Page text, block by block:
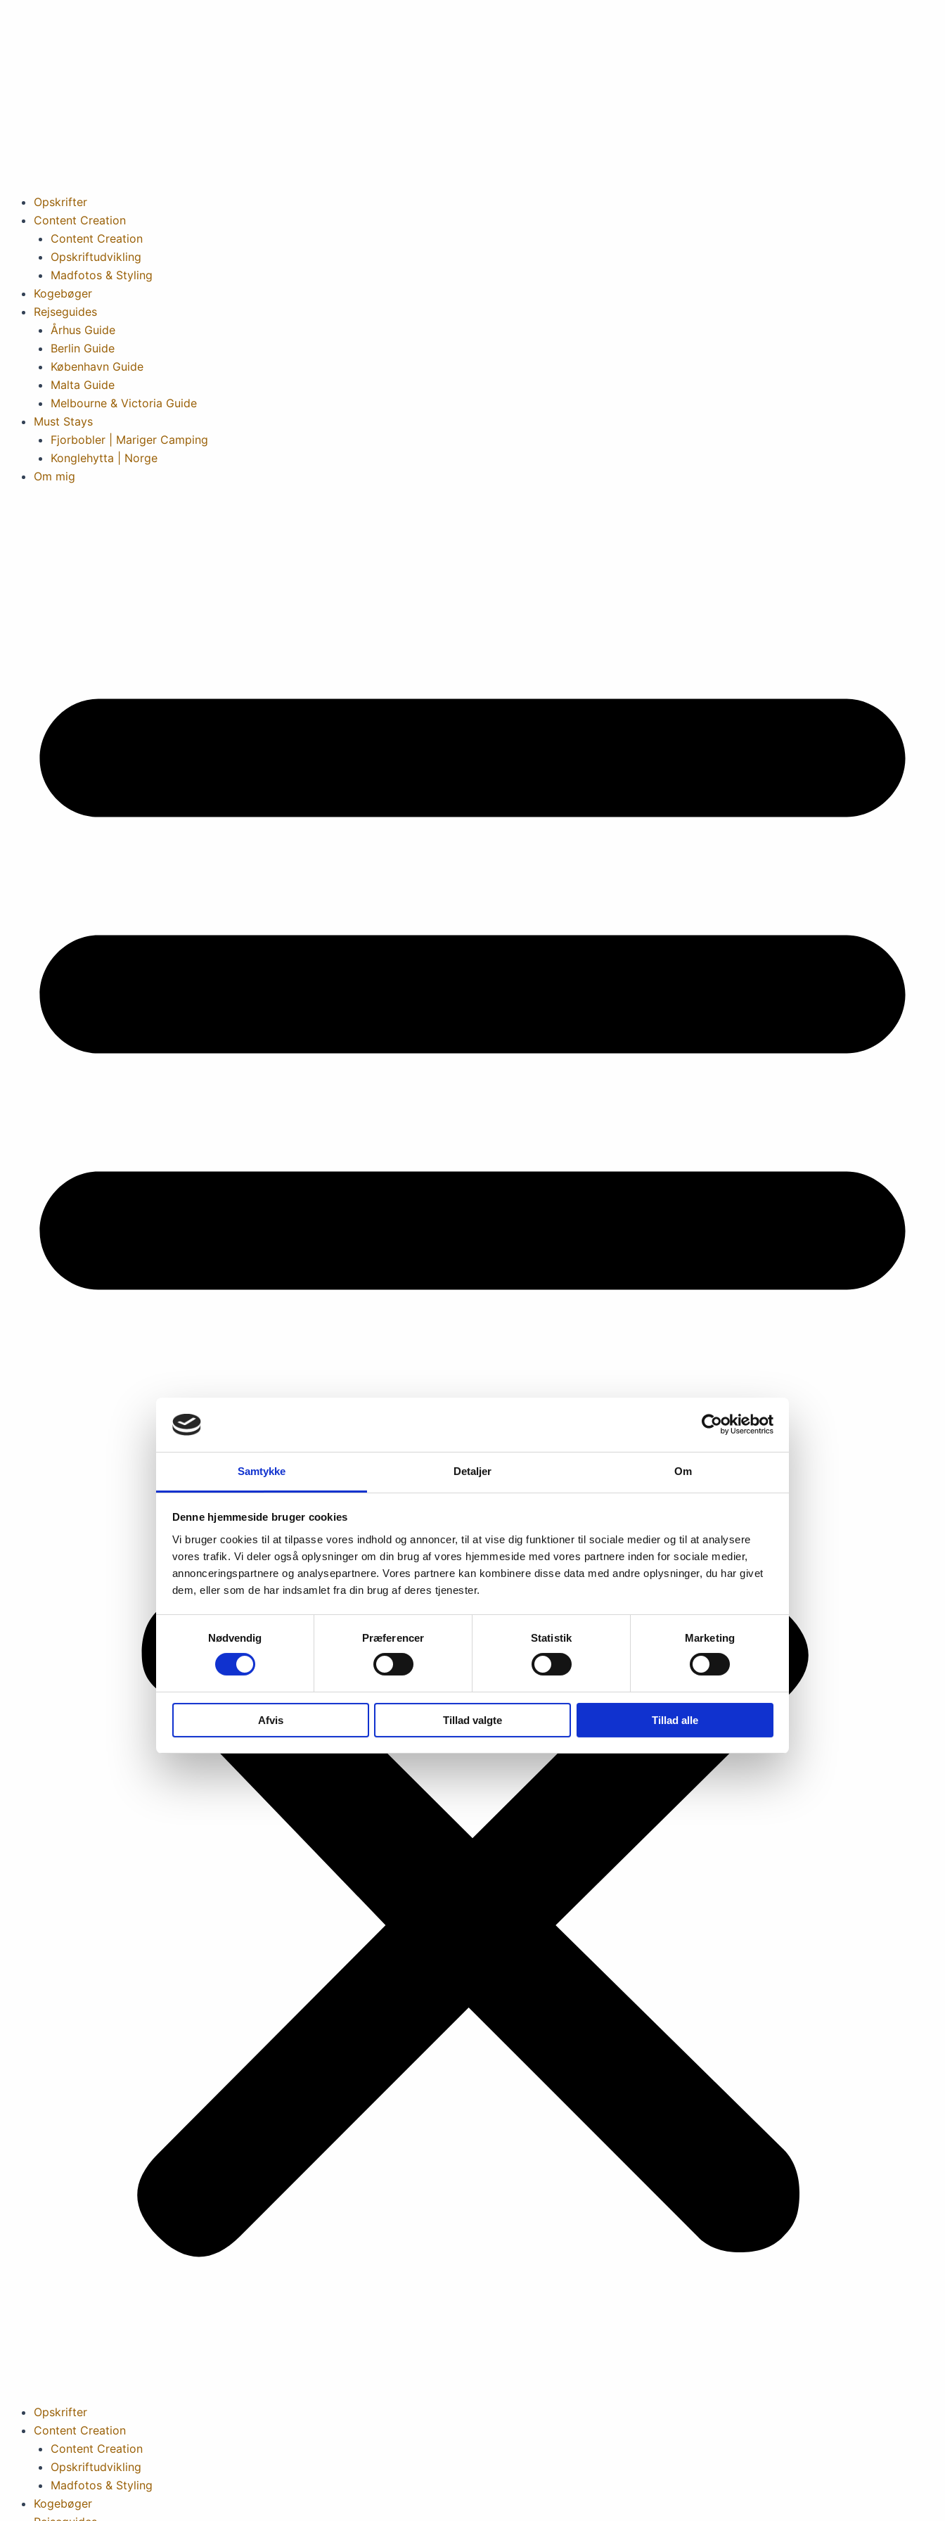
Samtykke Detaljer Om
Denne hjemmeside bruger cookies
Vi bruger cookies til at tilpasse vores indhold og annoncer, til at vise dig funktioner til sociale medier og til at analysere
vores trafik. Vi deler også oplysninger om din brug af vores hjemmeside med vores partnere inden for sociale medier,
annonceringspartnere og analysepartnere. Vores partnere kan kombinere disse data med andre oplysninger, du har givet
dem, eller som de har indsamlet fra din brug af deres tjenester.
Nødvendig
Præferencer Statistik Marketing
Afvis Tillad valgte Tillad alle
Opskrifter
Content Creation
Content Creation
Opskriftudvikling
Madfotos & Styling
Kogebøger
Rejseguides
Århus Guide
Berlin Guide
København Guide
Malta Guide
Melbourne & Victoria Guide
Must Stays
Fjorbobler | Mariger Camping
Konglehytta | Norge
Om mig
Opskrifter
Content Creation
Content Creation
Opskriftudvikling
Madfotos & Styling
Kogebøger